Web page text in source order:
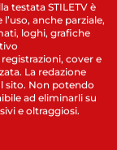
testata STILETV è
anche parziale,
loghi, grafiche
cover e
La redazione
sito. Non potendo
ad eliminarli su
e oltraggiosi.